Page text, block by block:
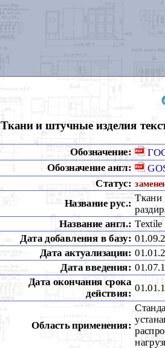
Ткани и штучные изделия
Обозначение:
Обозначение англ:
Статус:
Название рус.:
Ткани
Название англ.: Textile
Дата добавления в базу:
Дата актуализации:
Дата введения:
Дата окончания срока
действия:
Область применения: